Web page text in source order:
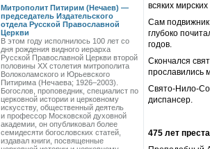
Митрополит Питирим (Нечаев) —
председатель Издательского
отдела Русской Православной
Церкви
В этом году исполнилось 100 лет со
дня рождения видного иерарха
Русской Православной Церкви второй
половины XX столетия митрополита
Волоколамского и Юрьевского
Питирима (Нечаева; 1926–2003).
Богослов, проповедник, специалист по
церковной истории и церковному
искусству, общественный деятель
и профессор Московской духовной
академии, он опубликовал более
семидесяти богословских статей,
издавал книги, посвященные
всяких
Сам подвижник
глубоко
годов.
Скончался
прославились
Свято-Нило-
диспансер.
475 лет